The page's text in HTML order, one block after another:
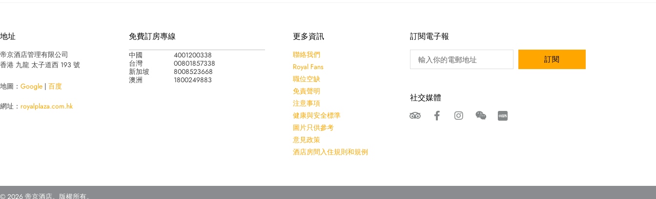
地址
帝京酒店管理有限公司
香港 九龍 太子道西 193 號
地圖： Google 百度
網址： royalplaza.com.hk
免費訂房專線
中國
4001200338
台灣
00801857338
新加坡
8008523668
澳洲
1800249883
更多資訊
聯絡我們
Royal Fans
職位空缺
免責聲明
注意事項
健康與安全標準
圖片只供參考
意見政策
酒店房間入住規則和規例
訂閱電子報
訂閱
社交媒體
© 2026 帝京酒店。版權所有。